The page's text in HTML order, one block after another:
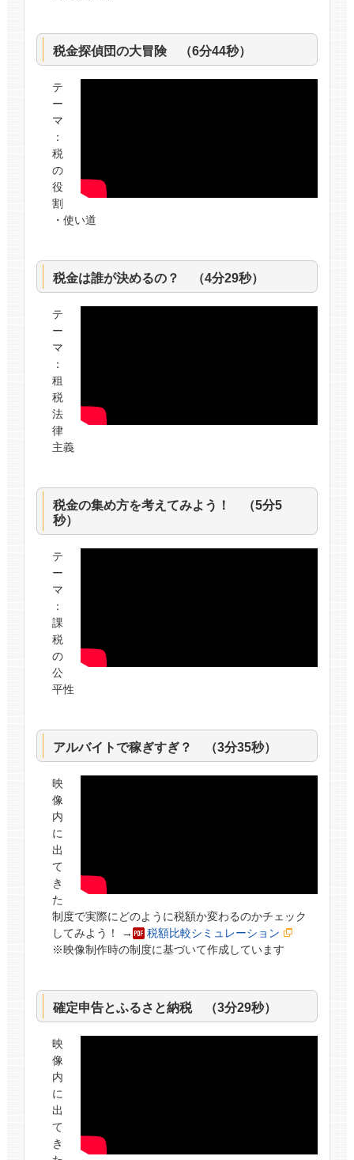
税金探偵団の大冒険 （6分44秒）
テ
ー
マ
：
税
の
役
割
・使い道
税金は誰が決めるの？ （4分29秒）
テ
ー
マ
：
租
税
法
律
主義
税金の集め方を考えてみよう！ （5分5
秒）
テ
ー
マ
：
課
税
の
公
平性
アルバイトで稼ぎすぎ？ （3分35秒）
映
像
内
に
出
て
き
た
制度で実際にどのように税額か変わるのかチェック
してみよう！ →
税額比較シミュレーション
※映像制作時の制度に基づいて作成しています
確定申告とふるさと納税 （3分29秒）
映
像
内
に
出
て
き